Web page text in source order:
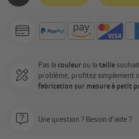
Pas la couleur ou lataille
problème, profitez simplement
fabrication sur mesure à petit
Une question ? Besoin d’aide ?